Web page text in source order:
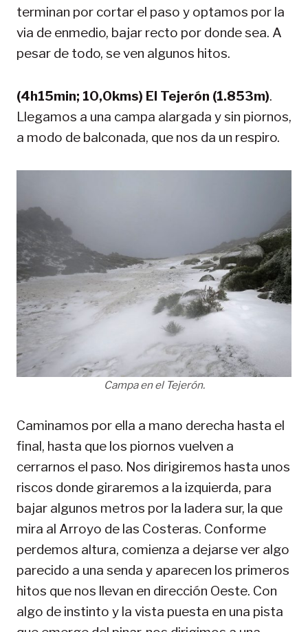
terminan por cortar el paso y optamos por la
via de enmedio, bajar recto por donde sea. A
pesar de todo, se ven algunos hitos.
(4h15min; 10,0kms) El Tejerón (1.853m).
Llegamos a una campa alargada y sin piornos,
a modo de balconada, que nos da un respiro.
Campa en el Tejerón.
Caminamos por ella a mano derecha hasta el
final, hasta que los piornos vuelven a
cerrarnos el paso. Nos dirigiremos hasta unos
riscos donde giraremos a la izquierda, para
bajar algunos metros por la ladera sur, la que
mira al Arroyo de las Costeras. Conforme
perdemos altura, comienza a dejarse ver algo
parecido a una senda y aparecen los primeros
hitos que nos llevan en dirección Oeste. Con
algo de instinto y la vista puesta en una pista